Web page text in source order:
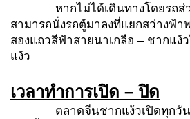
หากไม่ได้เดินทางโดยรถ
สามารถนั่งรถตู้มาลงที่แยกสว่างฟ้
สองแถวสีฟ้าสายนาเกลือ – ชากแง้
แง้ว
เวลาทำการเปิด – ปิด
ตลาดจีนชากแง้วเปิดทุกวั